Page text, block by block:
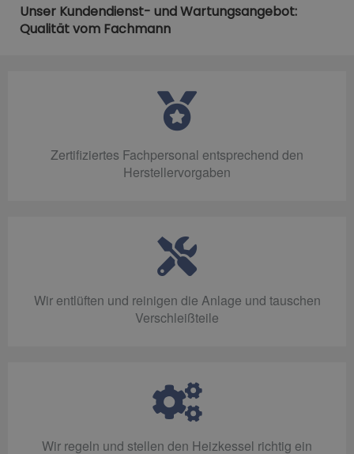
Unser Kundendienst- und Wartungsangebot:
Qualität vom Fachmann
Zertifiziertes Fachpersonal entsprechend den
Herstellervorgaben
Wir entlüften und reinigen die Anlage und tauschen
Verschleißteile
Wir regeln und stellen den Heizkessel richtig ein